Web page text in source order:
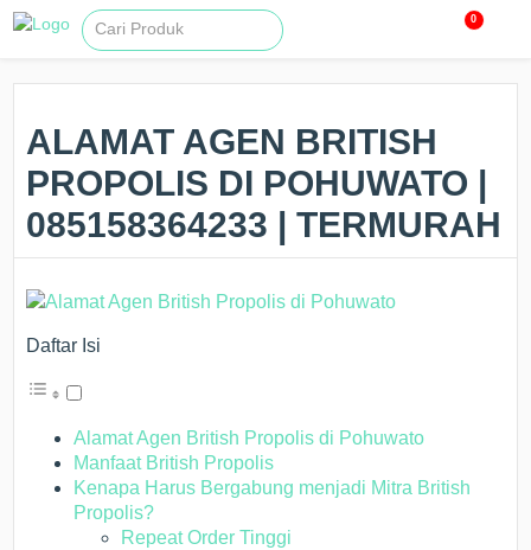
0
ALAMAT AGEN BRITISH
PROPOLIS DI POHUWATO |
085158364233 | TERMURAH
Daftar Isi
Alamat Agen British Propolis di Pohuwato
Manfaat British Propolis
Kenapa Harus Bergabung menjadi Mitra British
Propolis?
Repeat Order Tinggi